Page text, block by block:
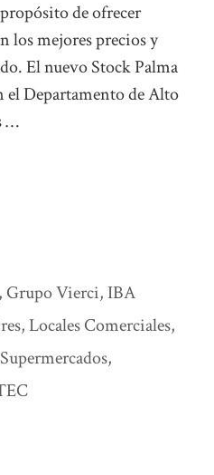
de ofrecer
los mejores precios y
El nuevo Stock Palma
el Departamento de Alto
…
, Grupo Vierci, IBA
,Locales Comerciales,
,